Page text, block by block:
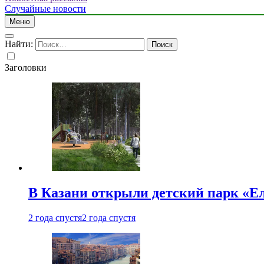
Случайные новости
Меню
Найти:
Заголовки
В Казани открыли детский парк
2 года спустя2 года спустя